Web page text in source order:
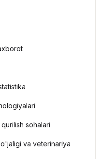
sohalari
va veterinariya